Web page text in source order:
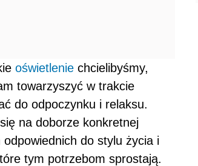
oświetlenie chcielibyśmy,
towarzyszyć w trakcie
do odpoczynku i relaksu.
na doborze konkretnej
do stylu życia i
tym potrzebom sprostają.